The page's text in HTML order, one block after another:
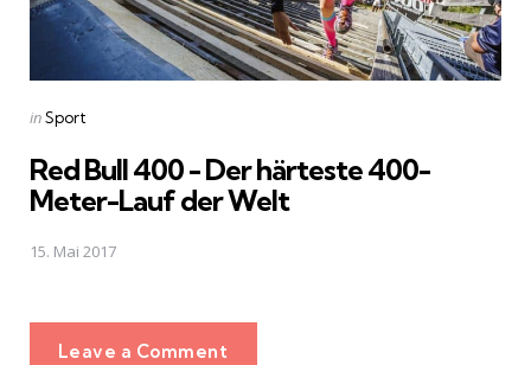
Posted
inSport
Red Bull 400 - Der härteste 400-
Meter-Lauf der Welt
15. Mai 2017
Leave a Comment